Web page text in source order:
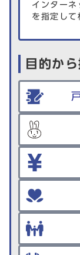
インター
を指定して
目的か